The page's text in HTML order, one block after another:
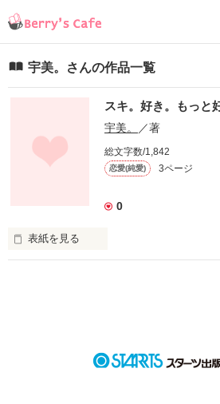
宇美。さんの作品一覧
スキ。好き。もっと
宇美。 ／著
総文字数/1,842
恋愛(純愛) 3ページ
0
表紙を見る